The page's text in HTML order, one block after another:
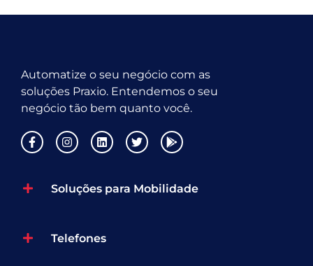
Automatize o seu negócio com as
soluções Praxio. Entendemos o seu
negócio tão bem quanto você.
Soluções para Mobilidade
Telefones